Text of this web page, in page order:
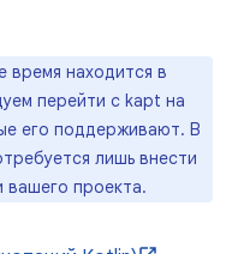
время находится в
перейти с kapt на
его поддерживают. В
лишь внести
вашего проекта.